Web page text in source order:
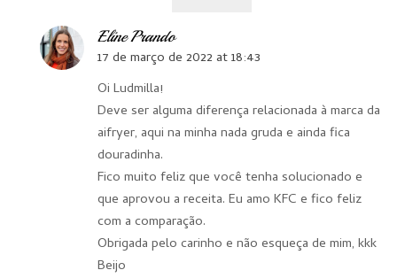
Eline Prando
17 de março de 2022 at 18:43
Oi Ludmilla!
Deve ser alguma diferença relacionada à marca da
aifryer, aqui na minha nada gruda e ainda fica
douradinha.
Fico muito feliz que você tenha solucionado e
que aprovou a receita. Eu amo KFC e fico feliz
com a comparação.
Obrigada pelo carinho e não esqueça de mim, kkk
Beijo